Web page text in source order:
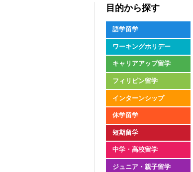
目的から探す
語学留学
ワーキングホリデー
キャリアアップ留学
フィリピン留学
インターンシップ
休学留学
短期留学
中学・高校留学
ジュニア・親子留学